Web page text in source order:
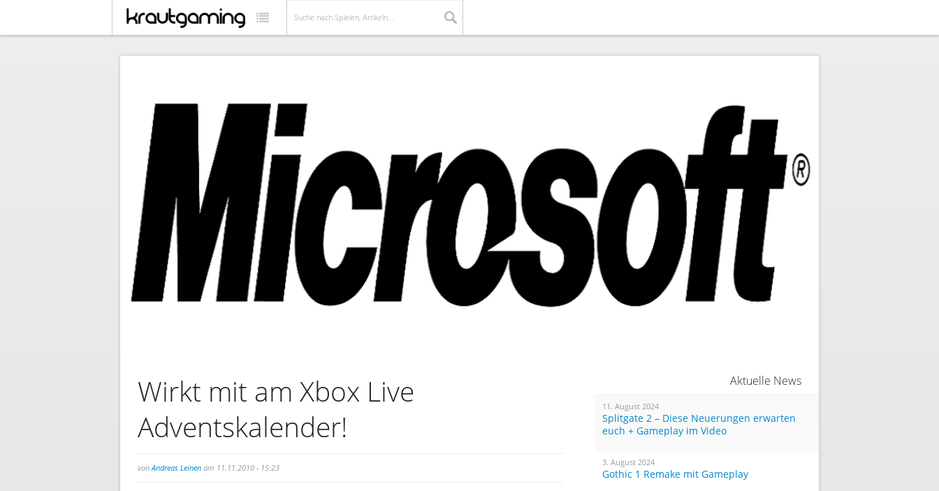
Wirkt mit am Xbox Live
Adventskalender!
von Andreas Leinen am 11.11.2010 - 15:23
Aktuelle News
11. August 2024
Splitgate 2 – Diese Neuerungen erwarten
euch + Gameplay im Video
3. August 2024
Gothic 1 Remake mit Gameplay